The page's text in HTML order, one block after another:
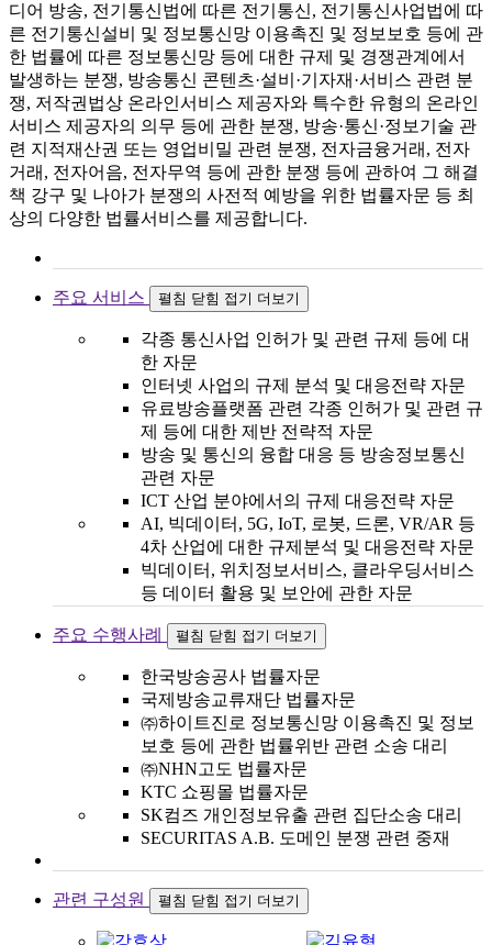
디어 방송, 전기통신법에 따른 전기통신, 전기통신사업법에 따
른 전기통신설비 및 정보통신망 이용촉진 및 정보보호 등에 관
한 법률에 따른 정보통신망 등에 대한 규제 및 경쟁관계에서
발생하는 분쟁, 방송통신 콘텐츠·설비·기자재·서비스 관련 분
쟁, 저작권법상 온라인서비스 제공자와 특수한 유형의 온라인
서비스 제공자의 의무 등에 관한 분쟁, 방송·통신·정보기술 관
련 지적재산권 또는 영업비밀 관련 분쟁, 전자금융거래, 전자
거래, 전자어음, 전자무역 등에 관한 분쟁 등에 관하여 그 해결
책 강구 및 나아가 분쟁의 사전적 예방을 위한 법률자문 등 최
상의 다양한 법률서비스를 제공합니다.
주요 서비스 펼침 닫힘 접기 더보기
각종 통신사업 인허가 및 관련 규제 등에 대
한 자문
인터넷 사업의 규제 분석 및 대응전략 자문
유료방송플랫폼 관련 각종 인허가 및 관련 규
제 등에 대한 제반 전략적 자문
방송 및 통신의 융합 대응 등 방송정보통신
관련 자문
ICT 산업 분야에서의 규제 대응전략 자문
AI, 빅데이터, 5G, IoT, 로봇, 드론, VR/AR 등
4차 산업에 대한 규제분석 및 대응전략 자문
빅데이터, 위치정보서비스, 클라우딩서비스
등 데이터 활용 및 보안에 관한 자문
주요 수행사례 펼침 닫힘 접기 더보기
한국방송공사 법률자문
국제방송교류재단 법률자문
㈜하이트진로 정보통신망 이용촉진 및 정보
보호 등에 관한 법률위반 관련 소송 대리
㈜NHN고도 법률자문
KTC 쇼핑몰 법률자문
SK컴즈 개인정보유출 관련 집단소송 대리
SECURITAS A.B. 도메인 분쟁 관련 중재
관련 구성원 펼침 닫힘 접기 더보기